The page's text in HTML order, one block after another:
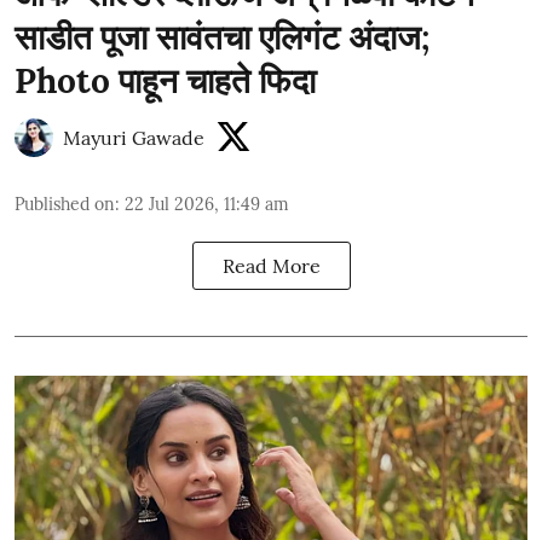
साडीत पूजा सावंतचा एलिगंट अंदाज;
Photo पाहून चाहते फिदा
Mayuri Gawade
Published on: 22 Jul 2026, 11:49 am
Read More